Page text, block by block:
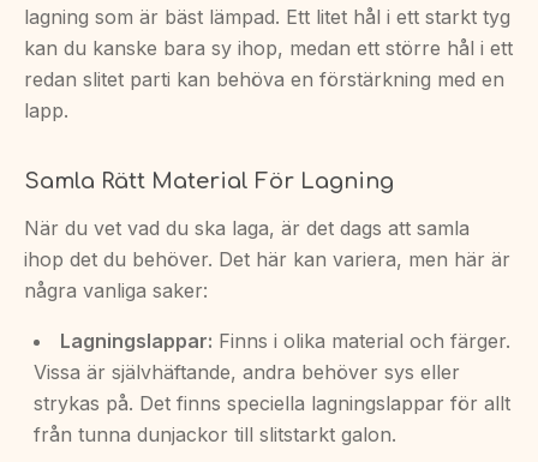
lagning som är bäst lämpad. Ett litet hål i ett starkt tyg
kan du kanske bara sy ihop, medan ett större hål i ett
redan slitet parti kan behöva en förstärkning med en
lapp.
Samla Rätt Material För Lagning
När du vet vad du ska laga, är det dags att samla
ihop det du behöver. Det här kan variera, men här är
några vanliga saker:
Lagningslappar: Finns i olika material och färger.
Vissa är självhäftande, andra behöver sys eller
strykas på. Det finns speciella lagningslappar för allt
från tunna dunjackor till slitstarkt galon.